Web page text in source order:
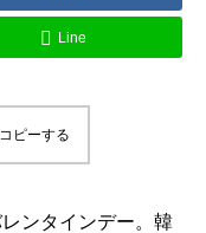
Line
ピーする
ンタインデー。韓